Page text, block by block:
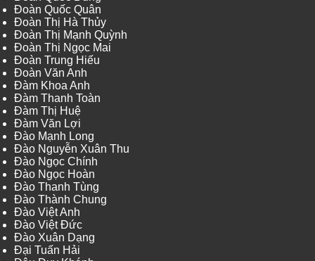
Đoàn Quốc Quân
Đoàn Thị Hà Thủy
Đoàn Thị Mạnh Quỳnh
Đoàn Thị Ngọc Mai
Đoàn Trung Hiếu
Đoàn Văn Anh
Đàm Khoa Anh
Đàm Thanh Toàn
Đàm Thị Huệ
Đàm Văn Lợi
Đào Mạnh Long
Đào Nguyễn Xuân Thu
Đào Ngọc Chính
Đào Ngọc Hoàn
Đào Thanh Tùng
Đào Thành Chung
Đào Việt Anh
Đào Việt Đức
Đào Xuân Dạng
Đại Tuấn Hải